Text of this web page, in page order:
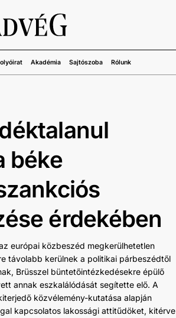
Akadémia Sajtószoba Rólunk
béke
érdekében
európai közbeszéd megkerülhetetlen
távolabb kerülnek a politikai párbeszédtől
Brüsszel büntetőintézkedésekre épülő
annak eszkalálódását segítette elő. A
közvélemény-kutatása alapján
kapcsolatos lakossági attitűdöket, kitérve